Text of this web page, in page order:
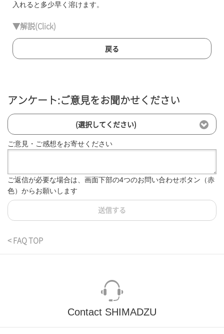
入れると多少早く溶けます。
▼解説(Click)
戻る
アンケート:ご意見をお聞かせください
(選択してください)
ご意見・ご感想をお寄せください
ご返信が必要な場合は、画面下部の4つのお問い合わせボタン（赤
色）からお願いします
送信する
< FAQ TOP
Contact SHIMADZU